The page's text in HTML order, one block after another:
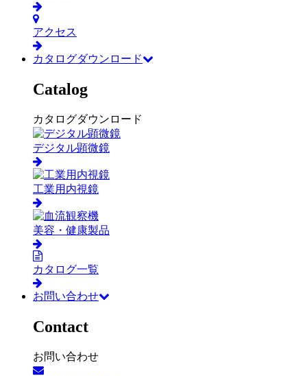
アクセス
カタログダウンロード
Catalog
カタログダウンロード
デジタル顕微鏡
工業用内視鏡
美容・健康製品
カタログ一覧
お問い合わせ
Contact
お問い合わせ